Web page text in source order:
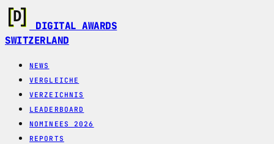
DIGITAL AWARDS
SWITZERLAND
NEWS
VERGLEICHE
VERZEICHNIS
LEADERBOARD
NOMINEES 2026
REPORTS